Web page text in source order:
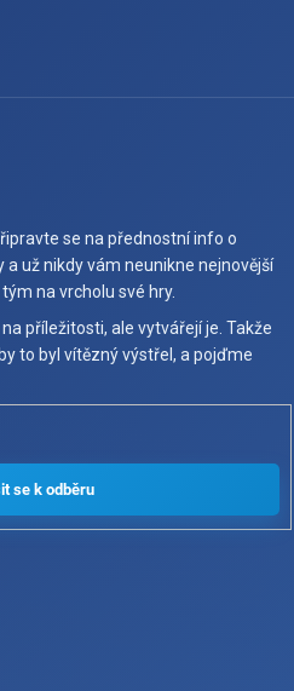
se na přednostní info o
už nikdy vám neunikne nejnovější
na vrcholu své hry.
příležitosti, ale vytvářejí je. Takže
to byl vítězný výstřel, a pojďme